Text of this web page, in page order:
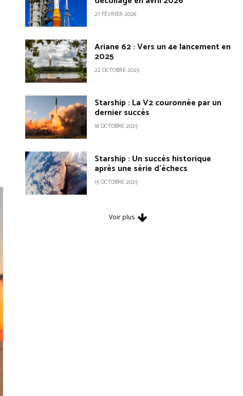
27 FÉVRIER 2026
Ariane 62 : Vers un 4e lancement en
2025
22 OCTOBRE 2025
Starship : La V2 couronnée par un
dernier succès
16 OCTOBRE 2025
Starship : Un succès historique
après une série d’échecs
15 OCTOBRE 2025
Voir plus